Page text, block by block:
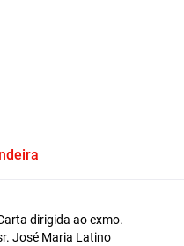
dirigida ao exmo.
José Maria Latino